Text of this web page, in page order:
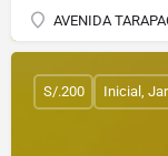
AVENIDA
S/.200 Inicial,